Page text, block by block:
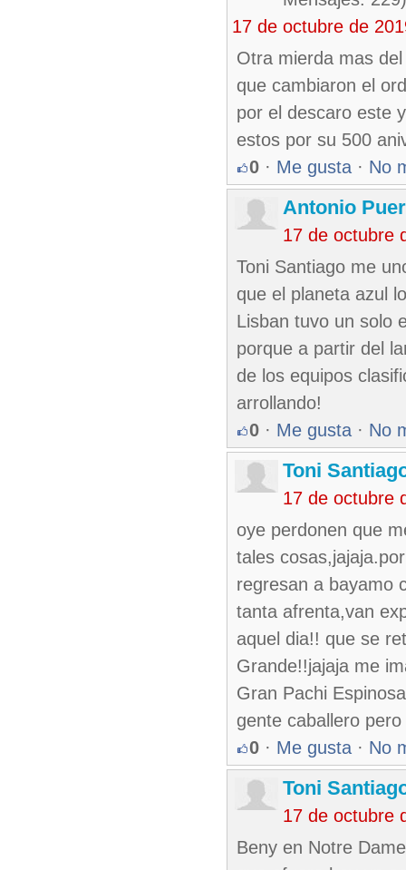
17 de octubre de
Otra mierda mas
que cambiaron el
por el descaro este
estos por su 500
0 · Me gusta · No
Antonio
17 de octubre
Toni Santiago me
que el planeta azul
Lisban tuvo un solo
porque a partir del
de los equipos
arrollando!
0 · Me gusta · No
Toni
17 de octubre
oye perdonen que
tales
regresan a bayamo
tanta afrenta,van
aquel dia!! que se
Grande!!jajaja me
Gran Pachi
gente caballero
0 · Me gusta · No
Toni
17 de octubre
Beny en Notre